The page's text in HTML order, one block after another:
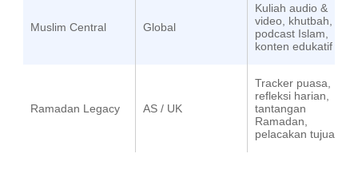
Muslim Central Global
Kuliah audio &
video, khutbah,
podcast Islam,
konten edukatif
Ramadan Legacy AS / UK
Tracker puasa,
refleksi harian,
tantangan
Ramadan,
pelacakan tujuan